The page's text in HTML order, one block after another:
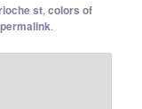
st,colors of
permalink.